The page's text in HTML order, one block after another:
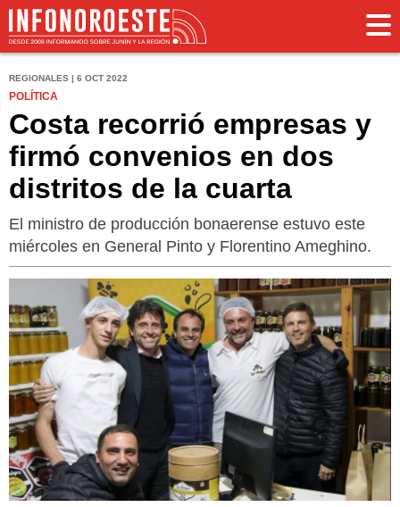
REGIONALES | 6 OCT 2022
POLÍTICA
Costa recorrió empresas y
firmó convenios en dos
distritos de la cuarta
El ministro de producción bonaerense estuvo este
miércoles en General Pinto y Florentino Ameghino.